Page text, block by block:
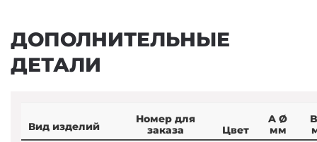
ДОПОЛНИТЕЛЬНЫЕ
ДЕТАЛИ
Вид изделий
Номер для
заказа
Цвет
A Ø
мм